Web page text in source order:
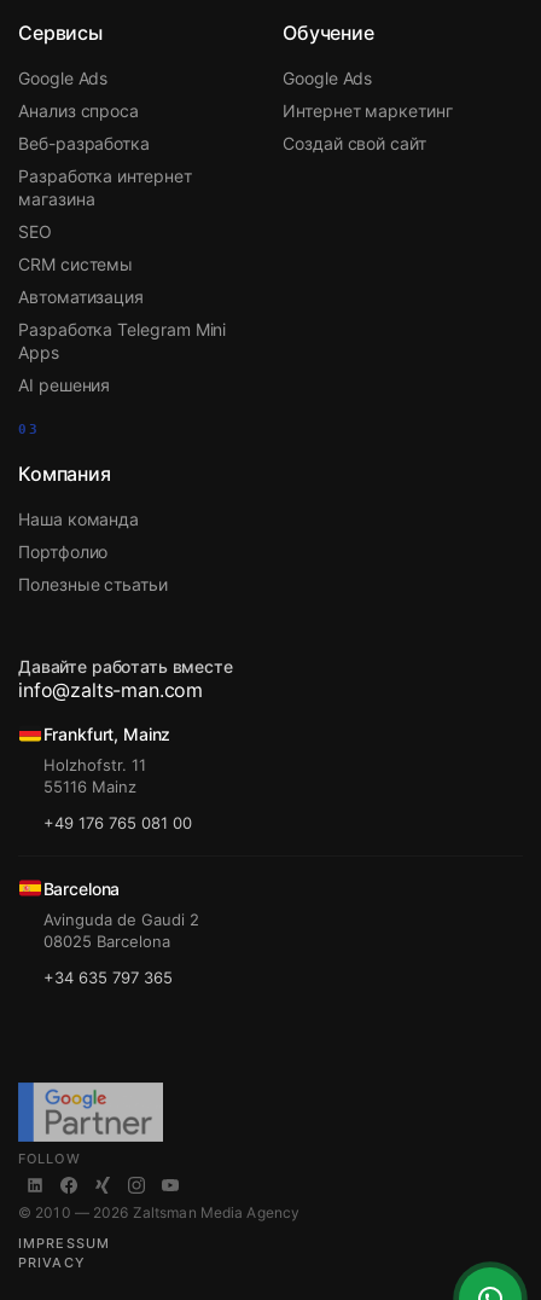
Сервисы
Google Ads
Анализ спроса
Веб-разработка
Разработка интернет
магазина
SEO
CRM системы
Автоматизация
Разработка Telegram Mini
Apps
AI решения
Обучение
Google Ads
Интернет маркетинг
Создай свой сайт
03
Компания
Наша команда
Портфолио
Полезные стьатьи
Давайте работать вместе
info@zalts-man.com
Frankfurt, Mainz
Holzhofstr. 11
55116 Mainz
+49 176 765 081 00
Barcelona
Avinguda de Gaudi 2
08025 Barcelona
+34 635 797 365
FOLLOW
© 2010 — 2026 Zaltsman Media Agency
IMPRESSUM
PRIVACY